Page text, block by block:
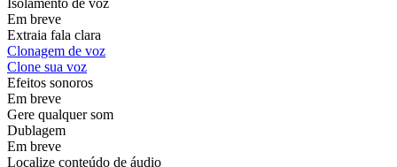
Isolamento de voz
Em breve
Extraia fala clara
Clonagem de voz
Clone sua voz
Efeitos sonoros
Em breve
Gere qualquer som
Dublagem
Em breve
Localize conteúdo de áudio